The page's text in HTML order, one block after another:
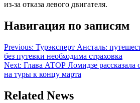
из-за отказа левого двигателя.
Навигация по записям
Previous: Турэксперт Ансталь:
без путевки необходима страховка
Next: Глава АТОР Ломидзе рассказала
на туры к концу марта
Related News